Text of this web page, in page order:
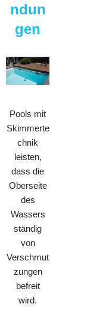
ndun
gen
Pools mit
Skimmerte
chnik
leisten,
dass die
Oberseite
des
Wassers
ständig
von
Verschmut
zungen
befreit
wird.